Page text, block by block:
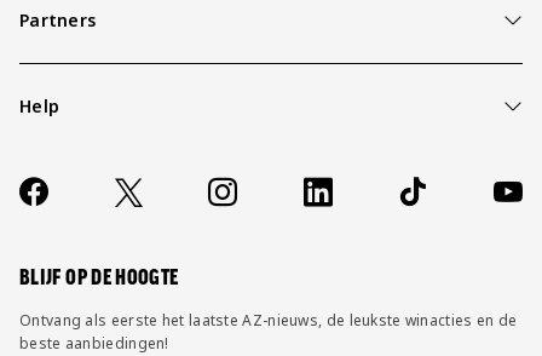
Partners
Help
Contact
FAQ
Socials
https://www.facebook.com/AZAlkmaar
X Instagram LinkedIn TikTok
BLIJF OP DE HOOGTE
Ontvang als eerste het laatste AZ-nieuws, de leukste winacties en de
beste aanbiedingen!